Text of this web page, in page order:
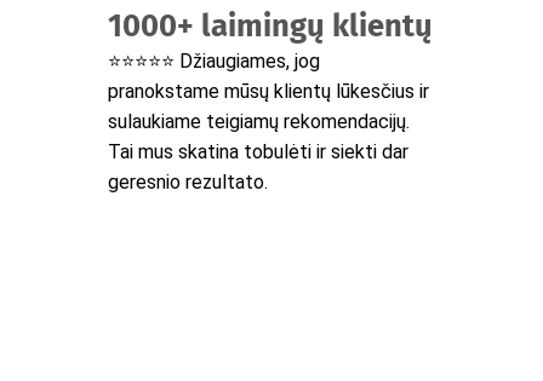
1000+ laimingų klientų
⭐⭐⭐⭐⭐ Džiaugiames, jog
pranokstame mūsų klientų lūkesčius ir
sulaukiame teigiamų rekomendacijų.
Tai mus skatina tobulėti ir siekti dar
geresnio rezultato.